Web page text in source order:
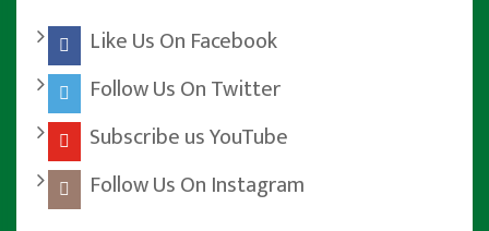
Like Us On Facebook
Follow Us On Twitter
Subscribe us YouTube
Follow Us On Instagram